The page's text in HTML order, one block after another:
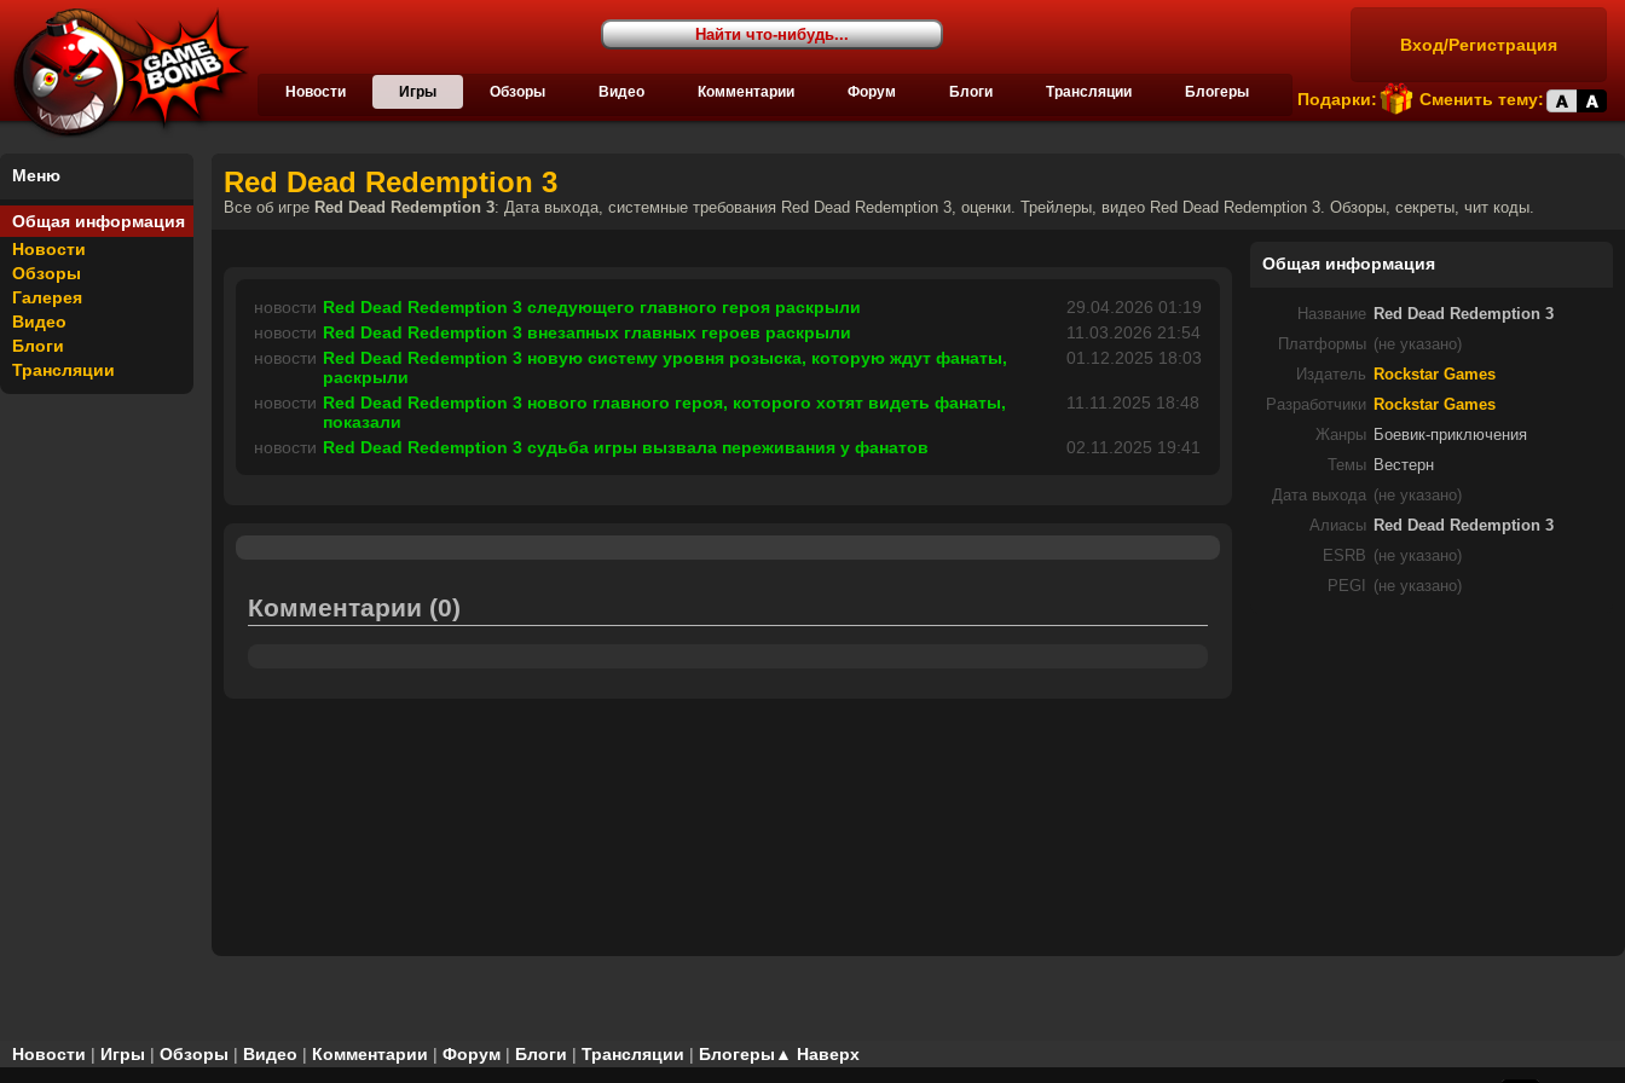
Вход/Регистрация
Подарки: Сменить тему:
Новости Игры Обзоры Видео Комментарии Форум Блоги Трансляции Блогеры
Меню
Общая информация
Новости
Обзоры
Галерея
Видео
Блоги
Трансляции
Red Dead Redemption 3
Все об игре Red Dead Redemption 3: Дата выхода, системные требования Red Dead Redemption 3, оценки. Трейлеры, видео Red Dead Redemption 3. Обзоры, секреты, чит коды.
новости Red Dead Redemption 3 следующего главного героя раскрыли
29.04.2026 01:19
новости Red Dead Redemption 3 внезапных главных героев раскрыли
11.03.2026 21:54
новости Red Dead Redemption 3 новую систему уровня розыска, которую ждут фанаты,
раскрыли
01.12.2025 18:03
новости Red Dead Redemption 3 нового главного героя, которого хотят видеть фанаты,
показали
11.11.2025 18:48
новости Red Dead Redemption 3 судьба игры вызвала переживания у фанатов 02.11.2025 19:41
Комментарии (0)
Общая информация
Название Red Dead Redemption 3
Платформы (не указано)
Издатель
Rockstar Games
Разработчики
Rockstar Games
Жанры Боевик-приключения
Темы Вестерн
Дата выхода (не указано)
Алиасы Red Dead Redemption 3
ESRB (не указано)
PEGI
(не указано)
▲ Наверх
Новости | Игры | Обзоры | Видео | Комментарии | Форум | Блоги | Трансляции | Блогеры